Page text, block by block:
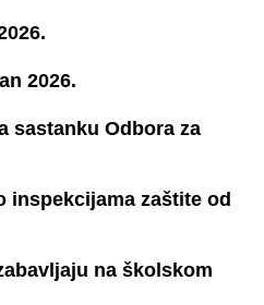
2026.
sastanku Odbora za
inspekcijama zaštite od
na školskom